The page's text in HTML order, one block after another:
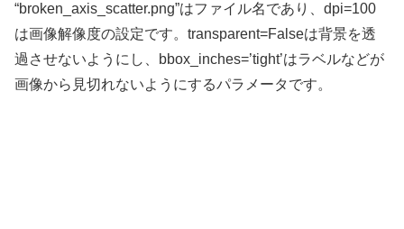
“broken_axis_scatter.png”はファイル名であり、dpi=100
は画像解像度の設定です。transparent=Falseは背景を透
過させないようにし、bbox_inches=’tight’はラベルなどが
画像から見切れないようにするパラメータです。